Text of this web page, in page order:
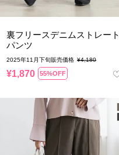
裏フリースデニムストレート
パンツ
2025年11月下旬販売価格 ¥4,180
¥1,870 55%OFF